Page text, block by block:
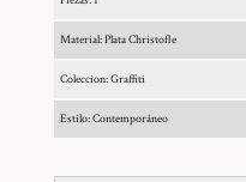
Material: Plata Christofle
Coleccion: Graffiti
Estilo: Contemporáneo